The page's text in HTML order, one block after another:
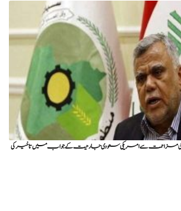
کی مزاحمت سے امریکی سعودی جارحیت کے جواب میں تاخیر کی